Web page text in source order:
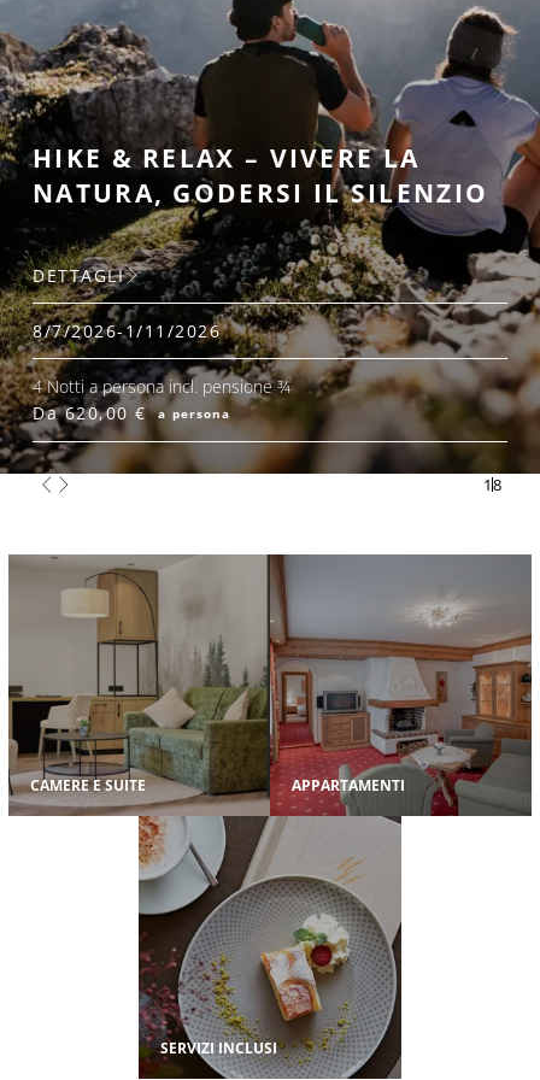
HIKE & RELAX – VIVERE LA
NATURA, GODERSI IL SILENZIO
DETTAGLI
8/7/2026-1/11/2026
4 Notti a persona incl. pensione ¾
Da 620,00 €
a persona
1 8
CAMERE E SUITE APPARTAMENTI
SERVIZI INCLUSI